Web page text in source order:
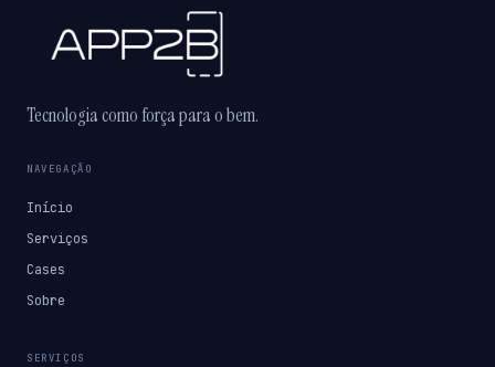
Tecnologia como força para o bem.
NAVEGAÇÃO
Início
Serviços
Cases
Sobre
SERVIÇOS